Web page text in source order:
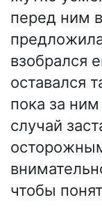
перед ним
взобрался
оставался
пока за
случай
чтобы